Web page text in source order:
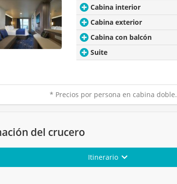
Cabina interior
Cabina exterior
Cabina con balcón
Suite
* Precios por persona en cabina doble.
del crucero
Itinerario